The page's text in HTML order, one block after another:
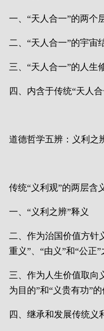
一、“天人合一”的两个
二、“天人合一”的宇宙
三、“天人合一”的人生
四、内含于传统“天人
道德哲学五辨：义利之
传统“义利观”的两层含
一、“义利之辨”释义
二、作为治国价值方针
重义”、“由义”和“公正”
三、作为人生价值取向
为目的”和“义贵有功”
四、继承和发展传统义